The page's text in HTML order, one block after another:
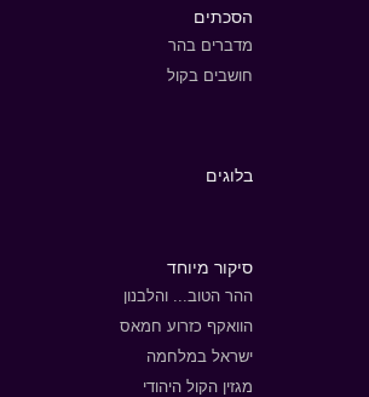
הסכתים
מדברים בהר
חושבים בקול
בלוגים
סיקור מיוחד
ההר הטוב... והלבנון
הוואקף כזרוע חמאס
ישראל במלחמה
מגזין הקול היהודי